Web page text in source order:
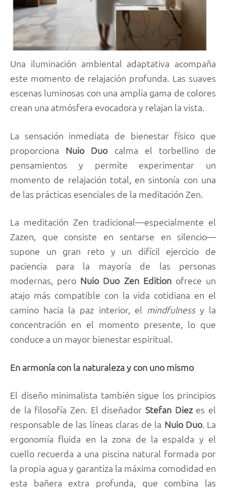
Una iluminación ambiental adaptativa acompaña
este momento de relajación profunda. Las suaves
escenas luminosas con una amplia gama de colores
crean una atmósfera evocadora y relajan la vista.
La sensación inmediata de bienestar físico que
proporciona Nuio Duocalma el torbellino de
pensamientos y permite experimentar un
momento de relajación total, en sintonía con una
de las prácticas esenciales de la meditación Zen.
La meditación Zen tradicional—especialmente el
Zazen, que consiste en sentarse en silencio—
supone un gran reto y un difícil ejercicio de
paciencia para la mayoría de las personas
modernas, pero Nuio Duo Zen Editionofrece un
atajo más compatible con la vida cotidiana en el
camino hacia la paz interior, el mindfulnessy la
concentración en el momento presente, lo que
conduce a un mayor bienestar espiritual.
En armonía con la naturaleza y con uno mismo
El diseño minimalista también sigue los principios
de la filosofía Zen. El diseñador Stefan Diezes el
responsable de las líneas claras de la Nuio Duo. La
ergonomía fluida en la zona de la espalda y el
cuello recuerda a una piscina natural formada por
la propia agua y garantiza la máxima comodidad en
esta bañera extra profunda, que combina las